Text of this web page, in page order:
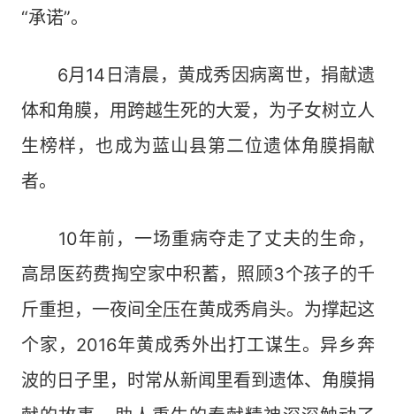
“承诺”。
6月14日清晨，黄成秀因病离世，捐献遗
体和角膜，用跨越生死的大爱，为子女树立人
生榜样，也成为蓝山县第二位遗体角膜捐献
者。
10年前，一场重病夺走了丈夫的生命，
高昂医药费掏空家中积蓄，照顾3个孩子的千
斤重担，一夜间全压在黄成秀肩头。为撑起这
个家，2016年黄成秀外出打工谋生。异乡奔
波的日子里，时常从新闻里看到遗体、角膜捐